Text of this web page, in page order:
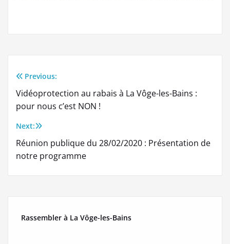
Navigation
de
l’article
Previous:
Vidéoprotection au rabais à La Vôge-les-Bains :
pour nous c’est NON !
Next:
Réunion publique du 28/02/2020 : Présentation de
notre programme
Rassembler à La Vôge-les-Bains